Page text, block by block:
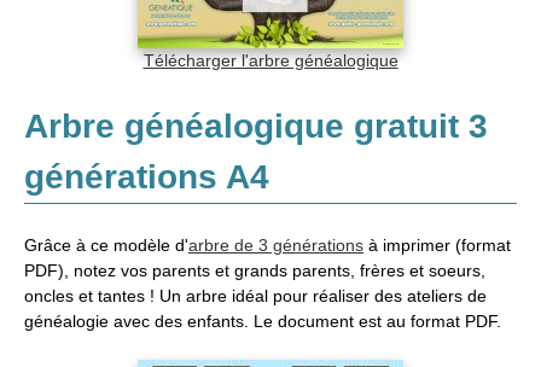
Télécharger l'arbre généalogique
Arbre généalogique gratuit 3
générations A4
Grâce à ce modèle d'arbre de 3 générations à imprimer (format
PDF), notez vos parents et grands parents, frères et soeurs,
oncles et tantes ! Un arbre idéal pour réaliser des ateliers de
généalogie avec des enfants. Le document est au format PDF.